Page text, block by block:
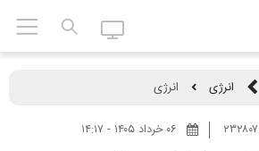
انرژی انرژی
۲۳۲۸۰۷